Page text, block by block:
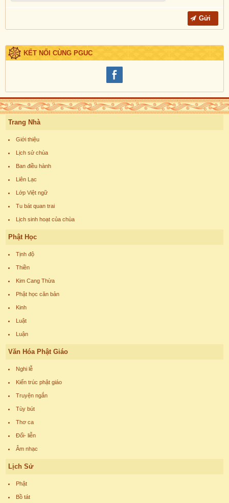
KẾT NỐI CÙNG PGUC
Trang Nhà
Giới thiệu
Lịch sử chùa
Ban điều hành
Liên Lạc
Lớp Việt ngữ
Tu bát quan trai
Lịch sinh hoạt của chùa
Phật Học
Tịnh độ
Thiền
Kim Cang Thừa
Phật học căn bản
Kinh
Luật
Luận
Văn Hóa Phật Giáo
Nghi lễ
Kiến trúc phật giáo
Truyện ngắn
Tùy bút
Thơ ca
Đối- liễn
Âm nhạc
Lịch Sử
Phật
Bồ tát